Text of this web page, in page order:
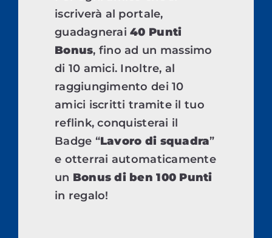
iscriverà al portale,
guadagnerai40 Punti
Bonus, fino ad un massimo
di 10 amici. Inoltre, al
raggiungimento dei 10
amici iscritti tramite il tuo
reflink, conquisterai il
Badge “Lavoro di squadra”
e otterrai automaticamente
un Bonus di ben 100 Punti
in regalo!